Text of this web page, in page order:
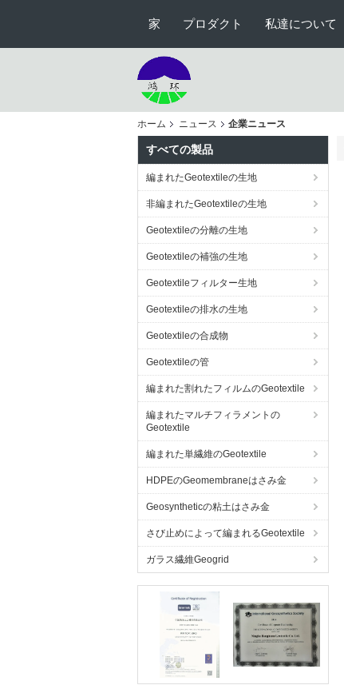
家 プロダクト 私達について
ホーム ニュース 企業ニュース
すべての製品
編まれたGeotextileの生地
非編まれたGeotextileの生地
Geotextileの分離の生地
Geotextileの補強の生地
Geotextileフィルター生地
Geotextileの排水の生地
Geotextileの合成物
Geotextileの管
編まれた割れたフィルムのGeotextile
編まれたマルチフィラメントの
Geotextile
編まれた単繊維のGeotextile
HDPEのGeomembraneはさみ金
Geosyntheticの粘土はさみ金
さび止めによって編まれるGeotextile
ガラス繊維Geogrid